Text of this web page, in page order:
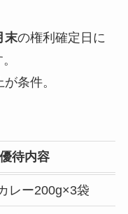
末の権利確定日に
条件。
優待内容
レー200g×3袋